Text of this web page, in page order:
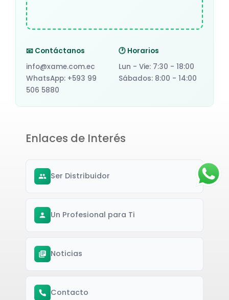
📧 Contáctanos
info@xame.com.ec
WhatsApp: +593 99
506 5880
🕐 Horarios
Lun - Vie: 7:30 - 18:00
Sábados: 8:00 - 14:00
Enlaces de Interés
Ser Distribuidor
Un Profesional para Ti
Noticias
Contacto